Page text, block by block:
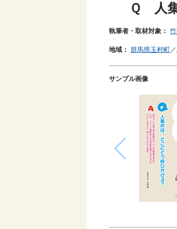
Ｑ 人
執筆者・取材対象：
地域： 群馬県玉村町／
サンプル画像